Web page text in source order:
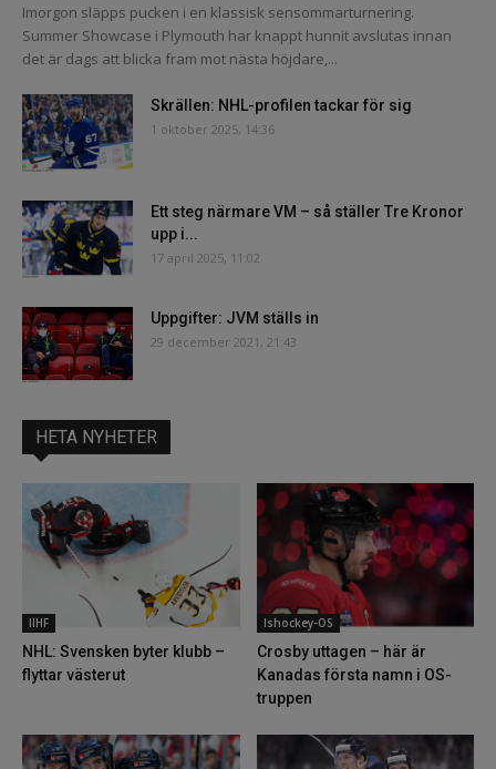
Imorgon släpps pucken i en klassisk sensommarturnering.
Summer Showcase i Plymouth har knappt hunnit avslutas innan
det är dags att blicka fram mot nästa höjdare,...
Skrällen: NHL-profilen tackar för sig
1 oktober 2025, 14:36
Ett steg närmare VM – så ställer Tre Kronor
upp i...
17 april 2025, 11:02
Uppgifter: JVM ställs in
29 december 2021, 21:43
HETA NYHETER
IIHF
NHL: Svensken byter klubb –
flyttar västerut
Ishockey-OS
Crosby uttagen – här är
Kanadas första namn i OS-
truppen